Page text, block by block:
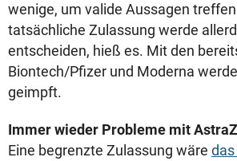
wenige, um valide Aussagen
tatsächliche Zulassung werde
entscheiden, hieß es. Mit den
Biontech/Pfizer und Moderna
geimpft.
Immer wieder Probleme mit
Eine begrenzte Zulassung wäre